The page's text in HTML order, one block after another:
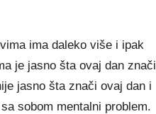
ima daleko više i ipak
je jasno šta ovaj dan znači
jasno šta znači ovaj dan i
sobom mentalni problem.